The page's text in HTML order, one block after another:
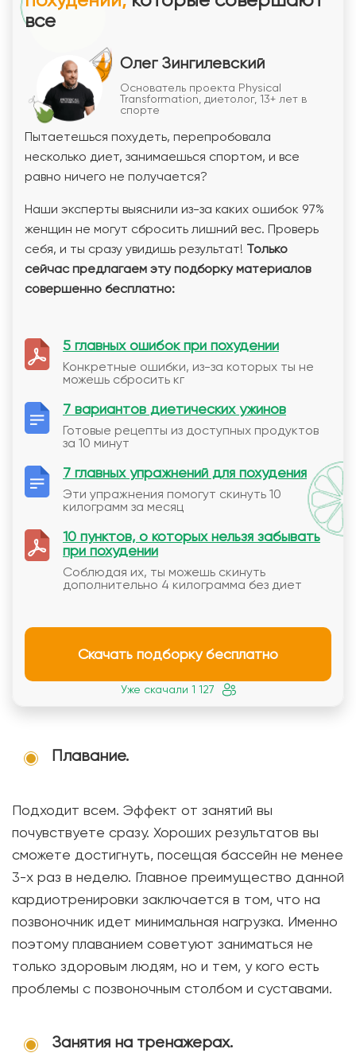
все
Олег Зингилевский
Основатель проекта Physical
Transformation, диетолог, 13+ лет в
спорте
Пытаетешься похудеть, перепробовала
несколько диет, занимаешься спортом, и все
равно ничего не получается?
Наши эксперты выяснили из-за каких ошибок 97%
женщин не могут сбросить лишний вес. Проверь
себя, и ты сразу увидишь результат! Только
сейчас предлагаем эту подборку материалов
совершенно бесплатно:
5 главных ошибок при похудении
Конкретные ошибки, из-за которых ты не
можешь сбросить кг
7 вариантов диетических ужинов
Готовые рецепты из доступных продуктов
за 10 минут
7 главных упражнений для похудения
Эти упражнения помогут скинуть 10
килограмм за месяц
10 пунктов, о которых нельзя забывать
при похудении
Соблюдая их, ты можешь скинуть
дополнительно 4 килограмма без диет
Скачать подборку бесплатно
Уже скачали 1 127
Плавание.
Подходит всем. Эффект от занятий вы
почувствуете сразу. Хороших результатов вы
сможете достигнуть, посещая бассейн не менее
3-х раз в неделю. Главное преимущество данной
кардиотренировки заключается в том, что на
позвоночник идет минимальная нагрузка. Именно
поэтому плаванием советуют заниматься не
только здоровым людям, но и тем, у кого есть
проблемы с позвоночным столбом и суставами.
Занятия на тренажерах.